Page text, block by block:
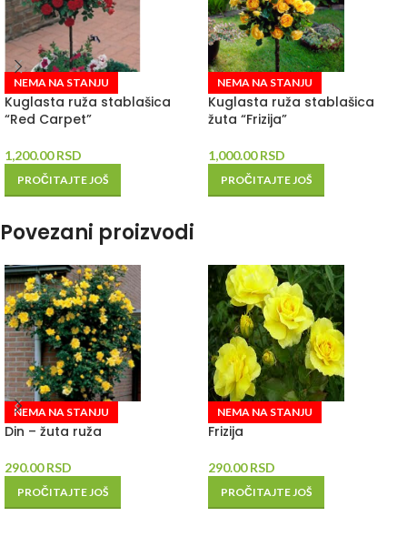
NEMA NA STANJU
Kuglasta ruža stablašica
“Red Carpet”
1,200.00RSD
PROČITAJTE JOŠ
NEMA NA STANJU
Kuglasta ruža stablašica
žuta “Frizija”
1,000.00RSD
PROČITAJTE JOŠ
Povezani proizvodi
NEMA NA STANJU
Din – žuta ruža
290.00RSD
PROČITAJTE JOŠ
NEMA NA STANJU
Frizija
290.00RSD
PROČITAJTE JOŠ